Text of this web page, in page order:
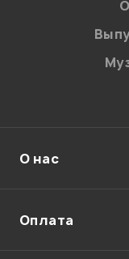
Введите
Отправить
О нас
Оплата